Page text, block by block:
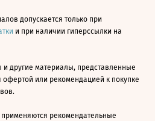
допускается только при
и при наличии гиперссылки на
и другие материалы, представленные
офертой или рекомендацией к покупке
рекомендательные